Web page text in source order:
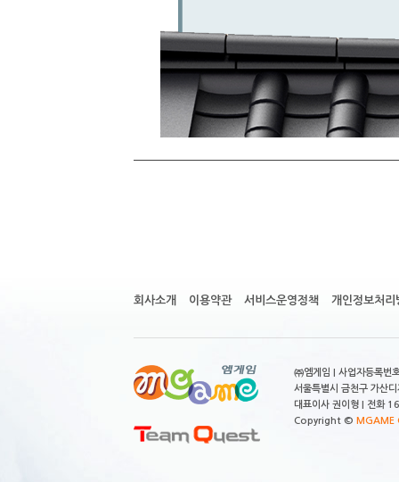
회사소개 이용약관 서비스운영정책 개인정보처리
㈜엠게임 | 사업자등록
서울특별시 금천구 가산
대표이사 권이형 | 전
Copyright © MGAME